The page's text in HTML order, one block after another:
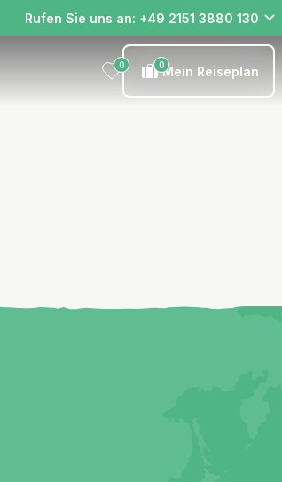
Rufen Sie uns an: +49 2151 3880 130
0 0Mein Reiseplan